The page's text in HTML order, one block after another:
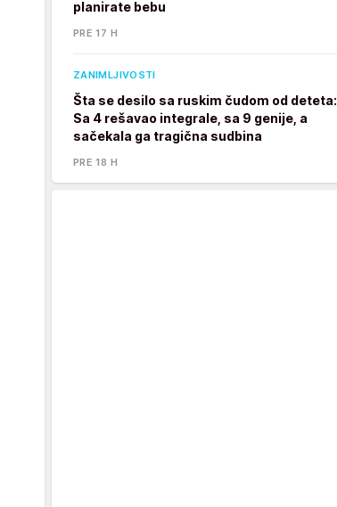
planirate bebu
PRE 17 H
ZANIMLJIVOSTI
Šta se desilo sa ruskim čudom od deteta:
Sa 4 rešavao integrale, sa 9 genije, a
sačekala ga tragična sudbina
PRE 18 H